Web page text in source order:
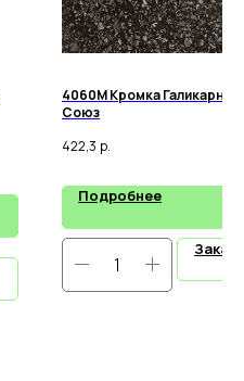
4060М Кромка Галикарнас
Союз
422,3 р.
Подробнее